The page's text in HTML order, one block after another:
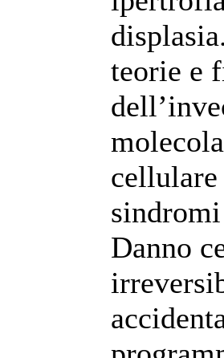
teorie e
cellulare
Danno